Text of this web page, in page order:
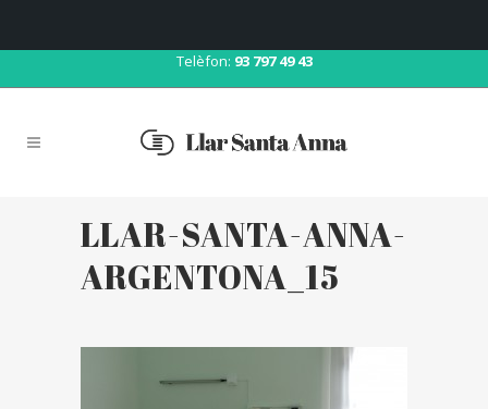
Telèfon: 93 797 49 43
LLAR-SANTA-ANNA-
ARGENTONA_15